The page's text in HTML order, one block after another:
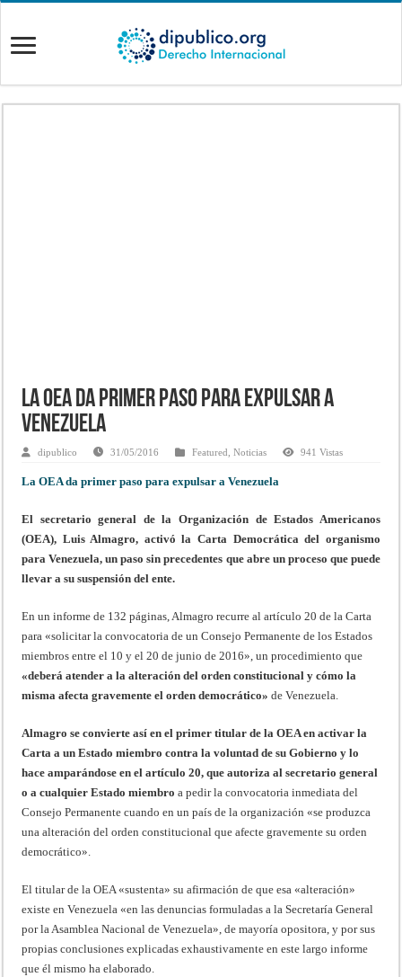
La OEA da primer paso para expulsar a
Venezuela
dipublico 31/05/2016 Featured ,Noticias 941 Vistas
La OEA da primer paso para expulsar a Venezuela
El secretario general de la Organización de Estados Americanos
(OEA), Luis Almagro, activó la Carta Democrática del organismo
para Venezuela, un paso sin precedentes que abre un proceso que puede
llevar a su suspensión del ente.
En un informe de 132 páginas, Almagro recurre al artículo 20 de la Carta
para «solicitar la convocatoria de un Consejo Permanente de los Estados
miembros entre el 10 y el 20 de junio de 2016», un procedimiento que
«deberá atender a la alteración del orden constitucional y cómo la
misma afecta gravemente el orden democrático»de Venezuela.
Almagro se convierte así en el primer titular de la OEA en activar la
Carta a un Estado miembro contra la voluntad de su Gobierno y lo
hace amparándose en el artículo 20, que autoriza al secretario general
o a cualquier Estado miembro a pedir la convocatoria inmediata del
Consejo Permanente cuando en un país de la organización «se produzca
una alteración del orden constitucional que afecte gravemente su orden
democrático».
El titular de la OEA «sustenta» su afirmación de que esa «alteración»
existe en Venezuela «en las denuncias formuladas a la Secretaría General
por la Asamblea Nacional de Venezuela», de mayoría opositora, y por sus
propias conclusiones explicadas exhaustivamente en este largo informe
que él mismo ha elaborado.